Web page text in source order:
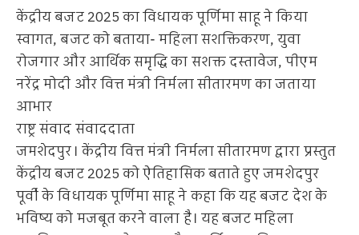
केंद्रीय बजट 2025 का विधायक पूर्णिमा साहू ने किया
स्वागत, बजट को बताया- महिला सशक्तिकरण, युवा
रोजगार और आर्थिक समृद्धि का सशक्त दस्तावेज, पीएम
नरेंद्र मोदी और वित्त मंत्री निर्मला सीतारमण का जताया
आभार
राष्ट्र संवाद संवाददाता
जमशेदपुर। केंद्रीय वित्त मंत्री निर्मला सीतारमण द्वारा प्रस्तुत
केंद्रीय बजट 2025 को ऐतिहासिक बताते हुए जमशेदपुर
पूर्वी के विधायक पूर्णिमा साहू ने कहा कि यह बजट देश के
भविष्य को मजबूत करने वाला है। यह बजट महिला